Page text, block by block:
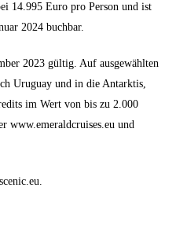
14.995 Euro pro Person und ist
2024 buchbar.
2023 gültig. Auf ausgewählten
Uruguay und in die Antarktis,
im Wert von bis zu 2.000
www.emeraldcruises.eu und